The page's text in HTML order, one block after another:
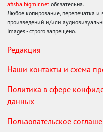
afisha.bigmir.net обязательна.
Любое копирование, перепечатка и
произведений и/или
Images - строго запрещено.
Редакция
Наши контакты и схема
Политика в сфере
данных
Пользовательское